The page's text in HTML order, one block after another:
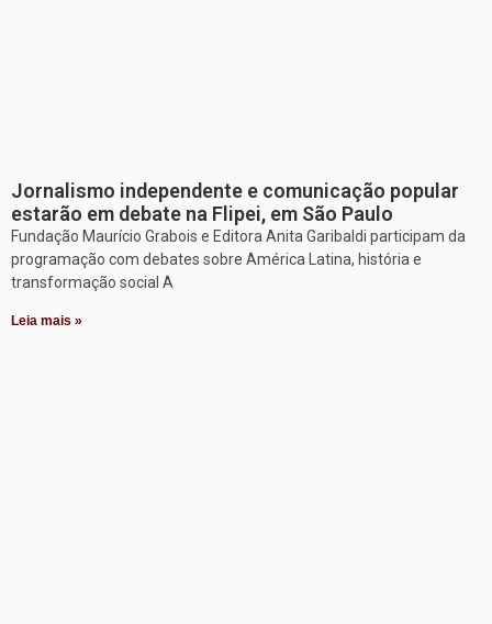
Jornalismo independente e comunicação popular
estarão em debate na Flipei, em São Paulo
Fundação Maurício Grabois e Editora Anita Garibaldi participam da
programação com debates sobre América Latina, história e
transformação social A
Leia mais »